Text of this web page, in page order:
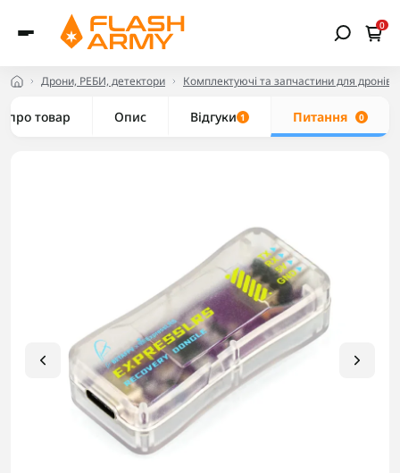
0
Дрони, РЕБИ, детектори Комплектуючі та запчастини для дронів
про товар Опис Відгуки 1 Питання 0